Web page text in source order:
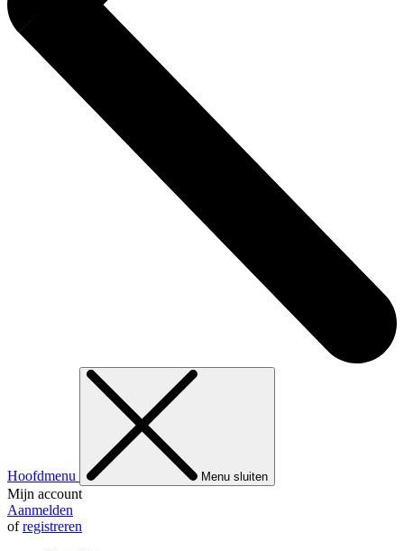
Hoofdmenu Menu sluiten
Mijn account
Aanmelden
ofregistreren